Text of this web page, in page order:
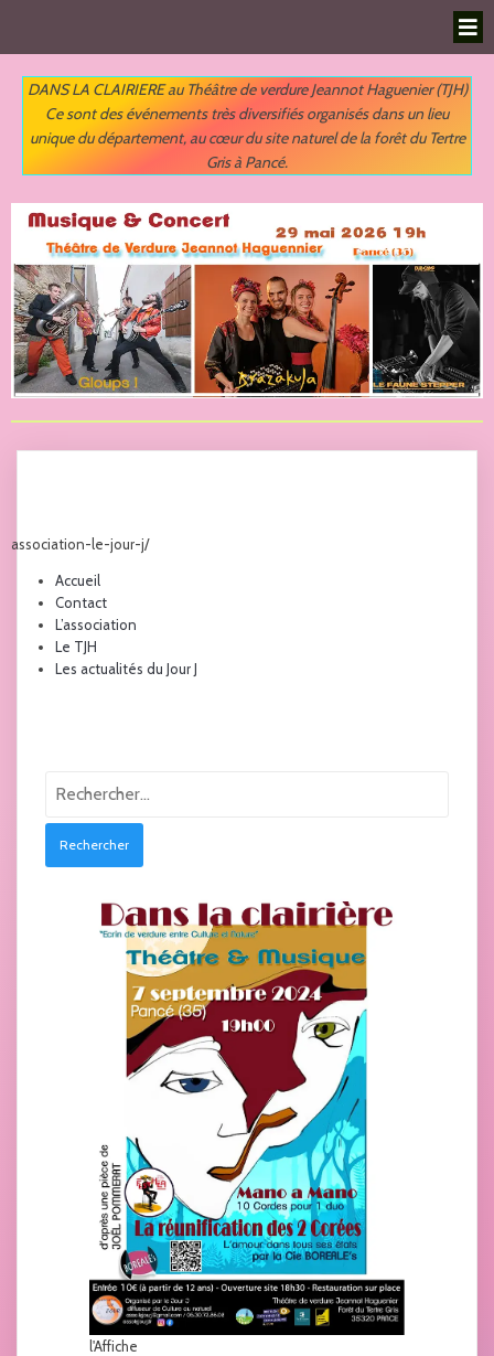
DANS LA CLAIRIERE au Théâtre de verdure Jeannot Haguenier (TJH)
Ce sont des événements très diversifiés organisés dans un lieu
unique du département,au cœur du site naturel de la forêt du Tertre
Gris à Pancé.
association-le-jour-j/
Accueil
Contact
L’association
Le TJH
Les actualités du Jour J
l'Affiche